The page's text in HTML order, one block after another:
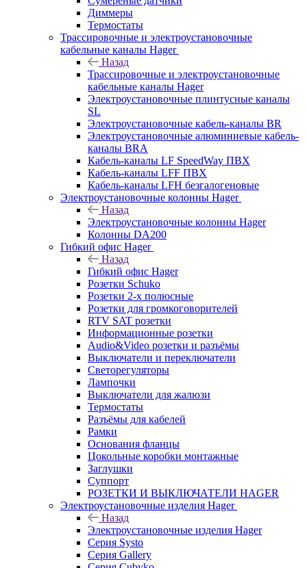
Диммеры
Термостаты
Трассировочные и электроустановочные
кабельные каналы Hager
Назад
Трассировочные и электроустановочные
кабельные каналы Hager
Электроустановочные плинтусные каналы
SL
Электроустановочные кабель-каналы BR
Электроустановочные алюминиевые кабель-
каналы BRA
Кабель-каналы LF SpeedWay ПВХ
Кабель-каналы LFF ПВХ
Кабель-каналы LFH безгалогеновые
Электроустановочные колонны Hager
Назад
Электроустановочные колонны Hager
Колонны DA200
Гибкий офис Hager
Назад
Гибкий офис Hager
Розетки Schuko
Розетки 2-х полюсные
Розетки для громкоговорителей
RTV SAT розетки
Информационные розетки
Audio&Video розетки и разъёмы
Выключатели и переключатели
Светорегуляторы
Лампочки
Выключатели для жалюзи
Термостаты
Разъёмы для кабелей
Рамки
Основания фланцы
Цокольные коробки монтажные
Заглушки
Суппорт
РОЗЕТКИ И ВЫКЛЮЧАТЕЛИ HAGER
Электроустановочные изделия Hager
Назад
Электроустановочные изделия Hager
Серия Systo
Серия Gallery